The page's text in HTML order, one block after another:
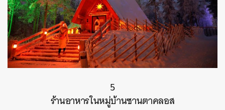
5
ร้านอาหารในหมู่บ้านซานตาคลอส